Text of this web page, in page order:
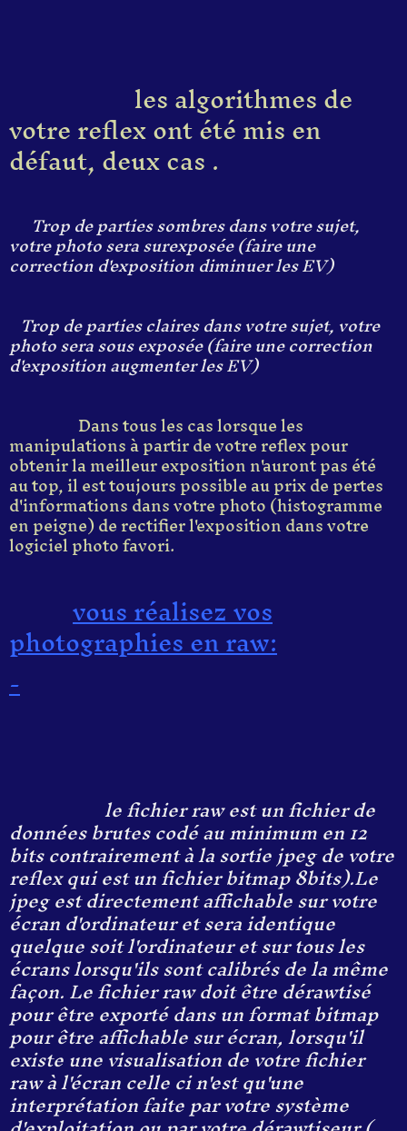
les algorithmes de
votre reflex ont été mis en
défaut, deux cas .
Trop de parties sombres dans votre sujet,
votre photo sera surexposée (faire une
correction d'exposition diminuer les EV)
Trop de parties claires dans votre sujet, votre
photo sera sous exposée (faire une correction
d'exposition augmenter les EV)
Dans tous les cas lorsque les
manipulations à partir de votre reflex pour
obtenir la meilleur exposition n'auront pas été
au top, il est toujours possible au prix de pertes
d'informations dans votre photo (histogramme
en peigne) de rectifier l'exposition dans votre
logiciel photo favori.
vous réalisez vos
photographies en raw:
-
le fichier raw est un fichier de
données brutes codé au minimum en 12
bits contrairement à la sortie jpeg de votre
reflex qui est un fichier bitmap 8bits).Le
jpeg est directement affichable sur votre
écran d'ordinateur et sera identique
quelque soit l'ordinateur et sur tous les
écrans lorsqu'ils sont calibrés de la même
façon. Le fichier raw doit être dérawtisé
pour être exporté dans un format bitmap
pour être affichable sur écran, lorsqu'il
existe une visualisation de votre fichier
raw à l'écran celle ci n'est qu'une
interprétation faite par votre système